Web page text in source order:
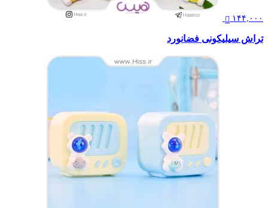
۱۴۴,۰۰۰
تراش سیلیکونی فضانورد